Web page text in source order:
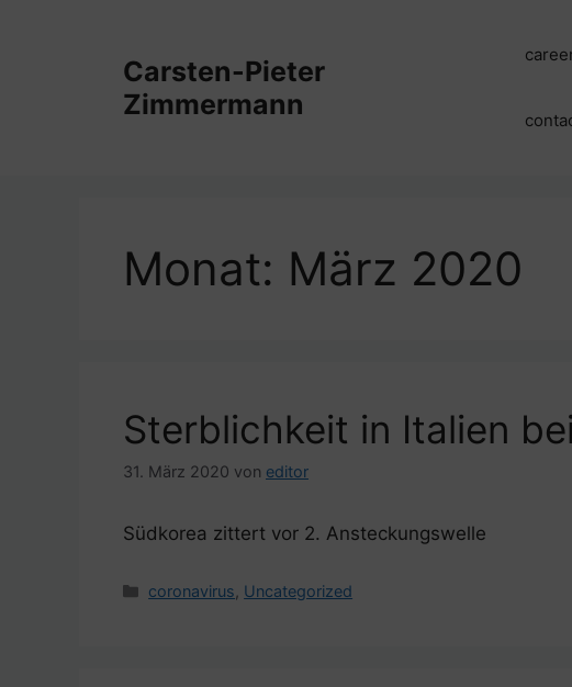
Carsten-Pieter
Zimmermann
Monat: März 2020
Sterblichkeit in Italien
31. März 2020 von editor
Südkorea zittert vor 2. Ansteckungswelle
Kategorien
coronavirus Uncategorized